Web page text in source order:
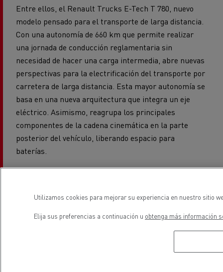
modelo pensado para el transporte de larga distancia.
Con una autonomía de 660 km que permite realizar
una jornada de conducción reglamentaria sin
necesidad de hacer una carga intermedia, abre nuevas
perspectivas para la electrificación del transporte por
carretera de larga distancia. Esta mayor autonomía se
basa en una nueva arquitectura que integra un eje
eléctrico. Asimismo, reagrupa los principales
componentes de la cadena cinemática en la parte
posterior del vehículo, liberando espacio para
baterías.
Utilizamos cookies para mejorar su experiencia en nuestro sitio
Elija sus preferencias a continuación u obtenga más información